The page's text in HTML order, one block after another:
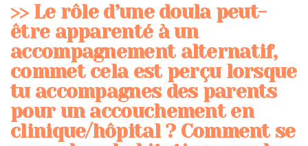
>> Le rôle d’une doula peut-
être apparenté à un
accompagnement alternatif,
commet cela est perçu lorsque
tu accompagnes des parents
pour un accouchement en
clinique/hôpital ? Comment se